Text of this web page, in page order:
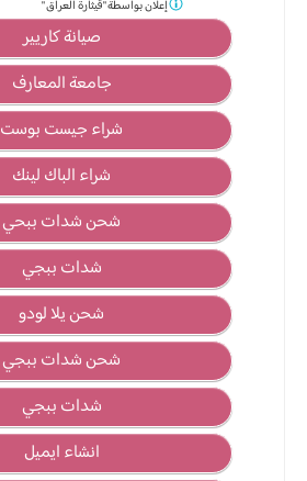
صيانة كاريير
جامعة المعارف
شراء جيست بوست
شراء الباك لينك
شحن شدات ببحي
شدات ببجي
شحن يلا لودو
شحن شدات ببجي
شدات ببجي
انشاء ايميل
إعلان بواسطة"قيثارة العراق "